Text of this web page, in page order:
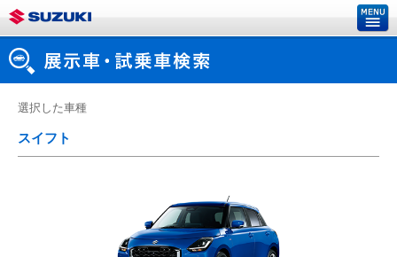
選択した車種
スイフト